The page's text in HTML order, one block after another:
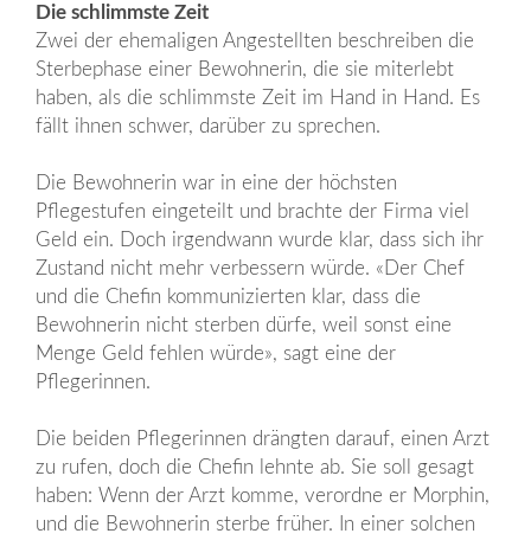
Die schlimmste Zeit
Zwei der ehemaligen Angestellten beschreiben die
Sterbephase einer Bewohnerin, die sie miterlebt
haben, als die schlimmste Zeit im Hand in Hand. Es
fällt ihnen schwer, darüber zu sprechen.
Die Bewohnerin war in eine der höchsten
Pflegestufen eingeteilt und brachte der Firma viel
Geld ein. Doch irgendwann wurde klar, dass sich ihr
Zustand nicht mehr verbessern würde. «Der Chef
und die Chefin kommunizierten klar, dass die
Bewohnerin nicht sterben dürfe, weil sonst eine
Menge Geld fehlen würde», sagt eine der
Pflegerinnen.
Die beiden Pflegerinnen drängten darauf, einen Arzt
zu rufen, doch die Chefin lehnte ab. Sie soll gesagt
haben: Wenn der Arzt komme, verordne er Morphin,
und die Bewohnerin sterbe früher. In einer solchen